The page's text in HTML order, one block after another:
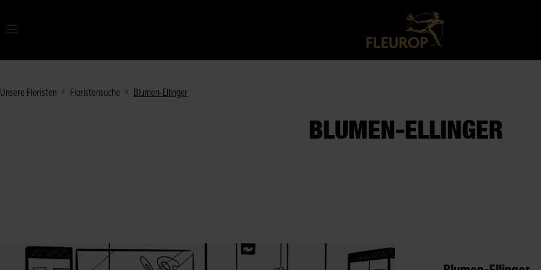
Unsere Floristen Floristensuche Blumen-Ellinger
BLUMEN-ELLINGER